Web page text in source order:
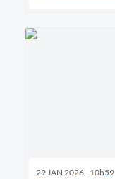
29 JAN 2026 - 10h59